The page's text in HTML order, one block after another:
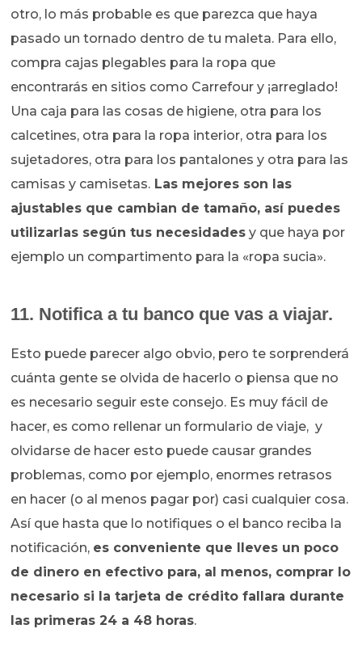
otro, lo más probable es que parezca que haya
pasado un tornado dentro de tu maleta. Para ello,
compra cajas plegables para la ropa que
encontrarás en sitios como Carrefour y ¡arreglado!
Una caja para las cosas de higiene, otra para los
calcetines, otra para la ropa interior, otra para los
sujetadores, otra para los pantalones y otra para las
camisas y camisetas. Las mejores son las
ajustables que cambian de tamaño, así puedes
utilizarlas según tus necesidades y que haya por
ejemplo un compartimento para la «ropa sucia».
11. Notifica a tu banco que vas a viajar.
Esto puede parecer algo obvio, pero te sorprenderá
cuánta gente se olvida de hacerlo o piensa que no
es necesario seguir este consejo. Es muy fácil de
hacer, es como rellenar un formulario de viaje, y
olvidarse de hacer esto puede causar grandes
problemas, como por ejemplo, enormes retrasos
en hacer (o al menos pagar por) casi cualquier cosa.
Así que hasta que lo notifiques o el banco reciba la
notificación, es conveniente que lleves un poco
de dinero en efectivo para, al menos, comprar lo
necesario si la tarjeta de crédito fallara durante
las primeras 24 a 48 horas.